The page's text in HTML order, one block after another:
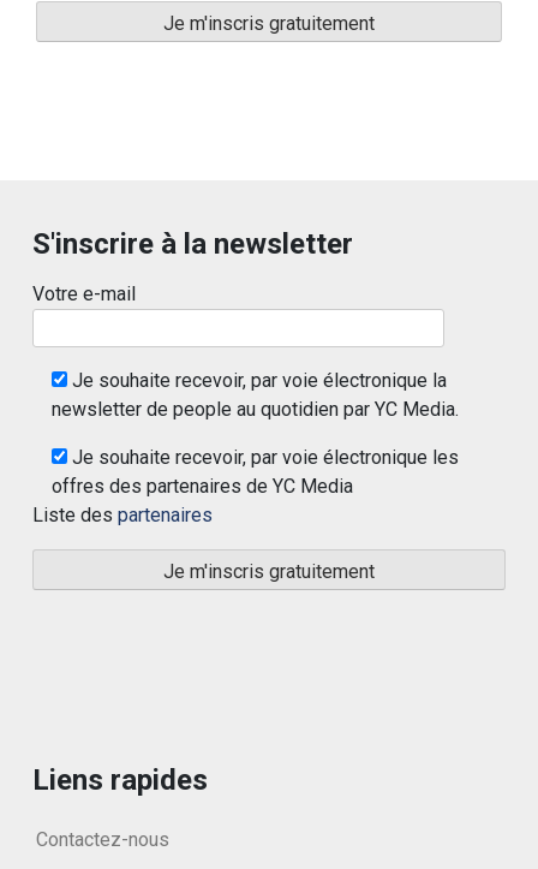
S'inscrire à la newsletter
Votre e-mail
Je souhaite recevoir, par voie électronique la
newsletter de people au quotidien par YC Media.
Je souhaite recevoir, par voie électronique les
offres des partenaires de YC Media
Liste des partenaires
Liens rapides
Contactez-nous